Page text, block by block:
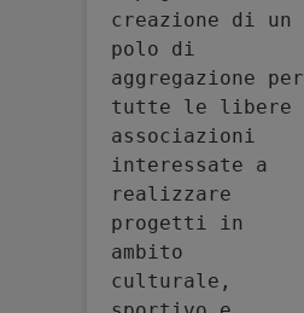
creazione di un
polo di
aggregazione per
tutte le libere
associazioni
interessate a
realizzare
progetti in
ambito
culturale,